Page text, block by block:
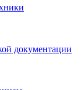
документации